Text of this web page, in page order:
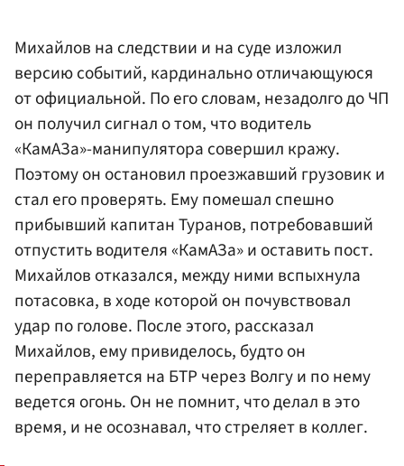
Михайлов на следствии и на суде изложил
версию событий, кардинально отличающуюся
от официальной. По его словам, незадолго до ЧП
он получил сигнал о том, что водитель
«КамАЗа»-манипулятора совершил кражу.
Поэтому он остановил проезжавший грузовик и
стал его проверять. Ему помешал спешно
прибывший капитан Туранов, потребовавший
отпустить водителя «КамАЗа» и оставить пост.
Михайлов отказался, между ними вспыхнула
потасовка, в ходе которой он почувствовал
удар по голове. После этого, рассказал
Михайлов, ему привиделось, будто он
переправляется на БТР через Волгу и по нему
ведется огонь. Он не помнит, что делал в это
время, и не осознавал, что стреляет в коллег.